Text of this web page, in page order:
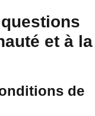
et à la
de